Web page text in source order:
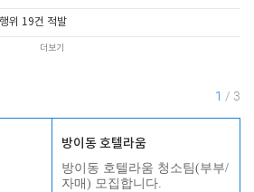
위 19건 적발
더보기
1 / 3
방이동 호텔라움
방이동 호텔라움 청소팀(부부/
자매) 모집합니다.